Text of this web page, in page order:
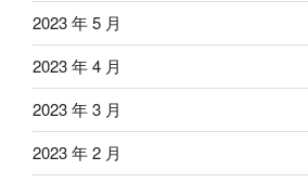
2023 年 5 月
2023 年 4 月
2023 年 3 月
2023 年 2 月